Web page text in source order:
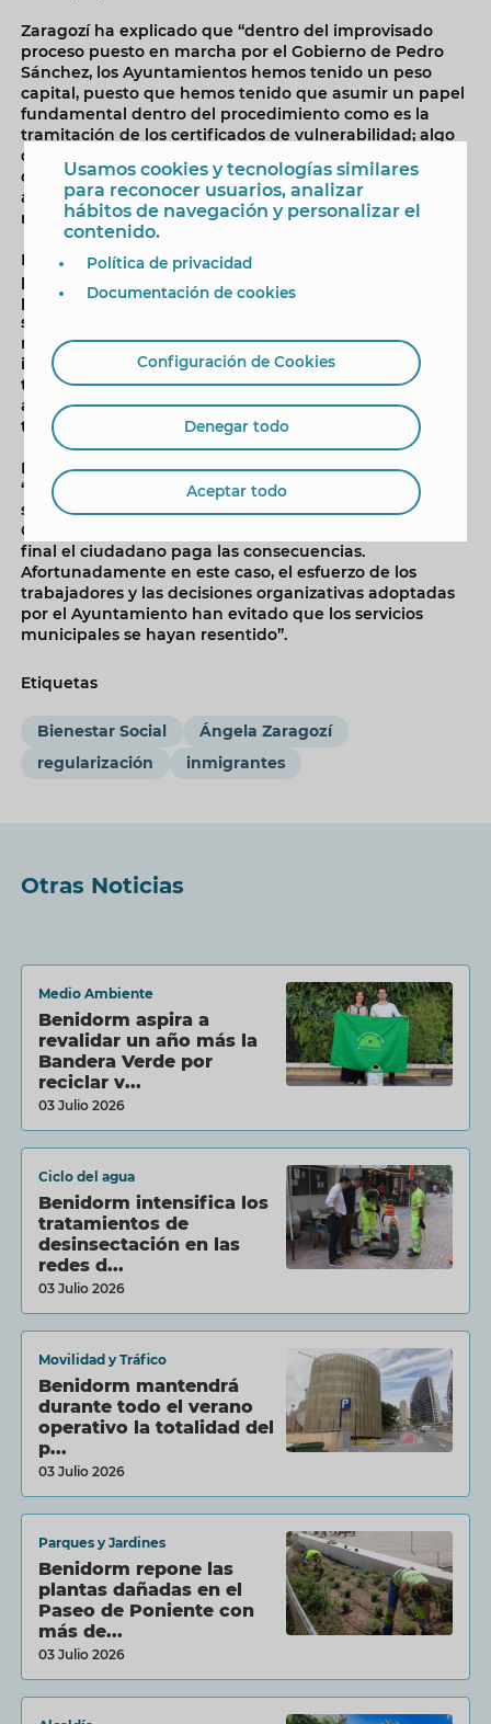
Zaragozí ha explicado que “dentro del improvisado
proceso puesto en marcha por el Gobierno de Pedro
Sánchez, los Ayuntamientos hemos tenido un peso
capital, puesto que hemos tenido que asumir un papel
fundamental dentro del procedimiento como es la
tramitación de los certificados de vulnerabilidad; algo
de lo que no se nos informó con antelación, teniendo
que adoptar medidas contrarreloj para poder atender
a todas las personas que en estos dos meses lo han
requerido”.
La edil ha recordado que “ante la falta de información
por parte del Gobierno de España, nada más arranca el
proceso el Ayuntamiento ofreció una decena de
sesiones informativas en diferentes dependencias
municipales para que toda la población migrante
interesada en solicitar su regularización conociera qué
trámites había que seguir y qué documentación
aportar”. Por estas sesiones informativas pasaron en
torno a 1.700 personas.
La responsable de Bienestar Social ha incidido en que
“este proceso de regularización extraordinaria ha
superado todas las previsiones, incluidas las del propio
Gobierno de Pedro Sánchez, y cuando se improvisa al
final el ciudadano paga las consecuencias.
Afortunadamente en este caso, el esfuerzo de los
trabajadores y las decisiones organizativas adoptadas
por el Ayuntamiento han evitado que los servicios
municipales se hayan resentido”.
Etiquetas
Bienestar Social
Ángela Zaragozí
regularización
inmigrantes
Otras Noticias
Medio Ambiente
Benidorm aspira a
revalidar un año más la
Bandera Verde por
reciclar v...
03 Julio 2026
Ciclo del agua
Benidorm intensifica los
tratamientos de
desinsectación en las
redes d...
03 Julio 2026
Movilidad y Tráfico
Benidorm mantendrá
durante todo el verano
operativo la totalidad del
p...
03 Julio 2026
Parques y Jardines
Benidorm repone las
plantas dañadas en el
Paseo de Poniente con
más de...
03 Julio 2026
Usamos cookies y tecnologías similares
para reconocer usuarios, analizar
hábitos de navegación y personalizar el
contenido.
Política de privacidad
Documentación de cookies
Configuración de Cookies
Denegar todo
Aceptar todo